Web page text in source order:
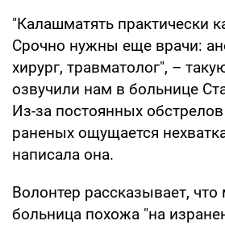
"Калашматять практически
Срочно нужны еще врачи:
хирург, травматолог", –
озвучили нам в больнице
Из-за постоянных
раненых ощущается
написала она.
Волонтер рассказывает, что
больница похожа "на